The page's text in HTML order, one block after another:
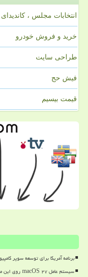
انتخابات مجلس ،
خرید و فروش خودرو
طراحی سایت
فیش حج
قیمت بیسیم
برنامه آمریکا برای توسعه سوپر
سیستم عامل macOS ۲۷ روی این مدلهای مک اجرا نمی شود